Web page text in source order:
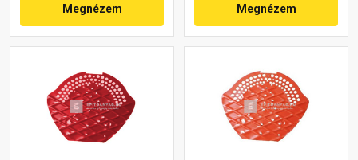
Megnézem Megnézem